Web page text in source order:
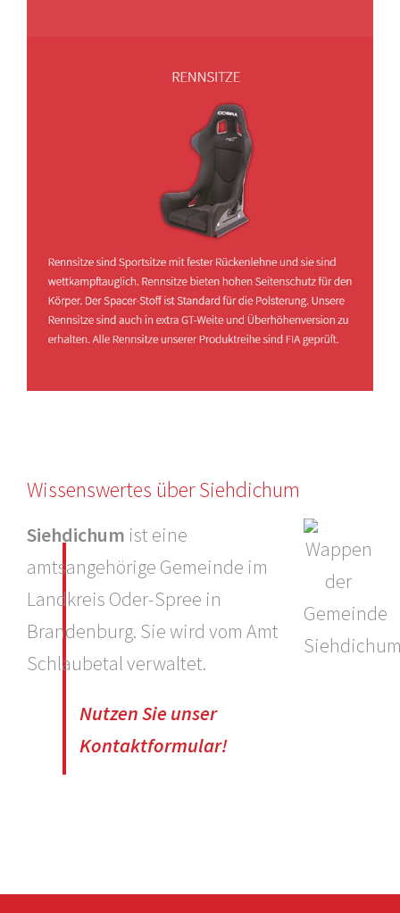
Wissenswertes über Siehdichum
Siehdichum ist eine
amtsangehörige Gemeinde im
Landkreis Oder-Spree in
Brandenburg. Sie wird vom Amt
Schlaubetal verwaltet.
Nutzen Sie unser
Kontaktformular!